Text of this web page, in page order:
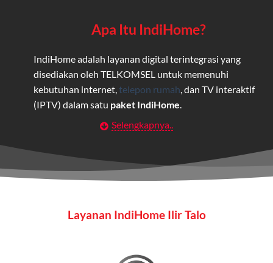
Apa Itu IndiHome?
IndiHome adalah layanan digital terintegrasi yang
disediakan oleh TELKOMSEL untuk memenuhi
kebutuhan internet, telepon rumah , dan TV interaktif
(IPTV) dalam satu paket IndiHome
Layanan Wifi Indihome ini dirancang untuk
maupun individu yang membutuhkan konektivitas dan
hiburan berkualitas tinggi.
pengguna rumah dan bisnis.
Selengkapnya..
Layanan IndiHome Ilir Talo